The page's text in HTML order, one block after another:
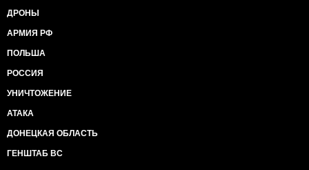
ДРОНЫ
АРМИЯ РФ
ПОЛЬША
РОССИЯ
УНИЧТОЖЕНИЕ
АТАКА
ДОНЕЦКАЯ ОБЛАСТЬ
ГЕНШТАБ ВС